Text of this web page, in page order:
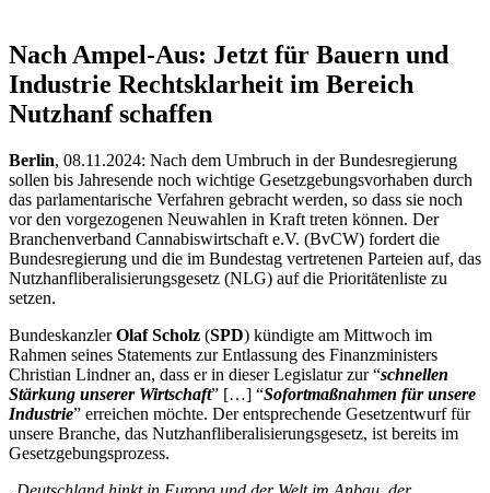
Nach Ampel-Aus: Jetzt für Bauern und
Industrie Rechtsklarheit im Bereich
Nutzhanf schaffen
Berlin, 08.11.2024: Nach dem Umbruch in der Bundesregierung
sollen bis Jahresende noch wichtige Gesetzgebungsvorhaben durch
das parlamentarische Verfahren gebracht werden, so dass sie noch
vor den vorgezogenen Neuwahlen in Kraft treten können. Der
Branchenverband Cannabiswirtschaft e.V. (BvCW) fordert die
Bundesregierung und die im Bundestag vertretenen Parteien auf, das
Nutzhanfliberalisierungsgesetz (NLG) auf die Prioritätenliste zu
setzen.
BundeskanzlerOlaf Scholz (SPD) kündigte am Mittwoch im
Rahmen seines Statements zur Entlassung des Finanzministers
Christian Lindner an, dass er in dieser Legislatur zur “schnellen
Stärkung unserer Wirtschaft” […] “Sofortmaßnahmen für unsere
Industrie” erreichen möchte. Der entsprechende Gesetzentwurf für
unsere Branche, das Nutzhanfliberalisierungsgesetz, ist bereits im
Gesetzgebungsprozess.